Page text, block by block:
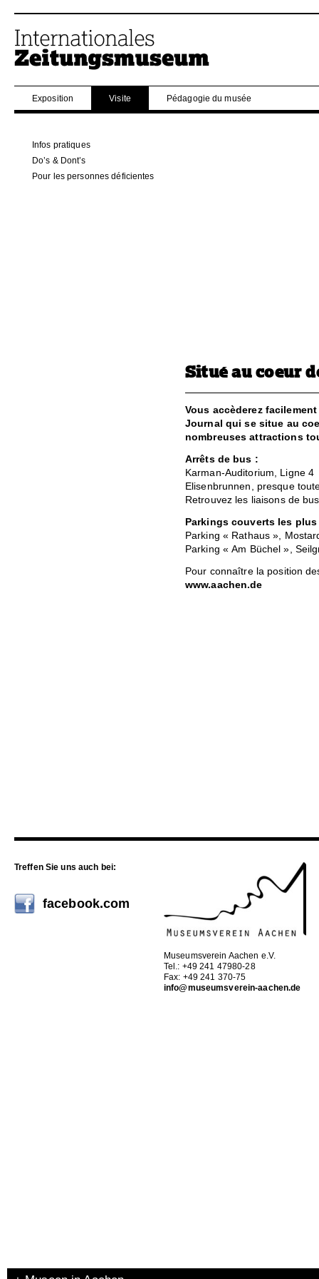
Exposition Visite Pédagogie du musée
Infos pratiques
Do’s & Dont’s
Pour les personnes déficientes
Situé au coeur
Vous accèderez
Journal qui se situe au
nombreuses attractions
Arrêts de bus :
Karman-Auditorium, Ligne 4
Elisenbrunnen, presque
Retrouvez les liaisons de
Parkings couverts les
Parking « Rathaus »,
Parking « Am Büchel »,
Pour connaître la position
www.aachen.de
Treffen Sie uns auch bei:
facebook.com
Museumsverein Aachen e.V.
Tel.: +49 241 47980-28
Fax: +49 241 370-75
info@museumsverein-aachen.de